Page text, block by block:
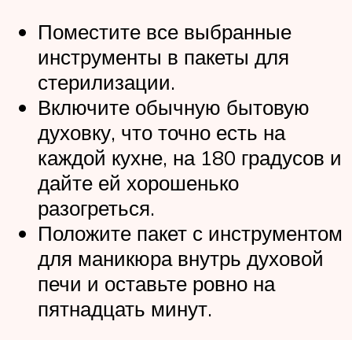
Поместите все выбранные
инструменты в пакеты для
стерилизации.
Включите обычную бытовую
духовку, что точно есть на
каждой кухне, на 180 градусов и
дайте ей хорошенько
разогреться.
Положите пакет с инструментом
для маникюра внутрь духовой
печи и оставьте ровно на
пятнадцать минут.